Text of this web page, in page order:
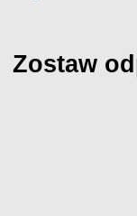
Zostaw